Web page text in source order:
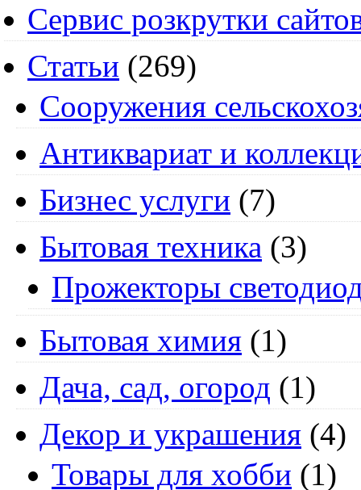
Сервис розкрутки
Статьи (269)
Cооружения
Антиквариат и
Бизнес услуги (7)
Бытовая техника (3)
Прожекторы
Бытовая химия (1)
Дача, сад, огород (1)
Декор и украшения (4)
Товары для хобби (1)